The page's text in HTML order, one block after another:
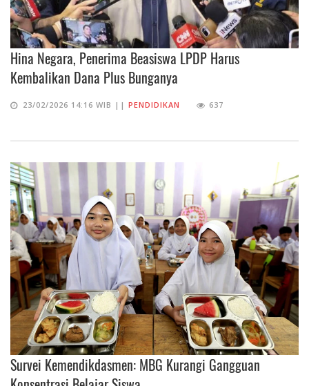
Hina Negara, Penerima Beasiswa LPDP Harus
Kembalikan Dana Plus Bunganya
23/02/2026 14:16 WIB || PENDIDIKAN 637
Survei Kemendikdasmen: MBG Kurangi Gangguan